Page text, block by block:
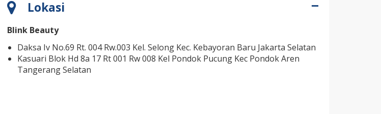
Lokasi
Blink Beauty
Daksa Iv No.69 Rt. 004 Rw.003 Kel. Selong Kec. Kebayoran Baru Jakarta Selatan
Kasuari Blok Hd 8a 17 Rt 001 Rw 008 Kel Pondok Pucung Kec Pondok Aren
Tangerang Selatan